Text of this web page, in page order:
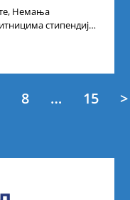
Немања
стипендије
8 … 15 >